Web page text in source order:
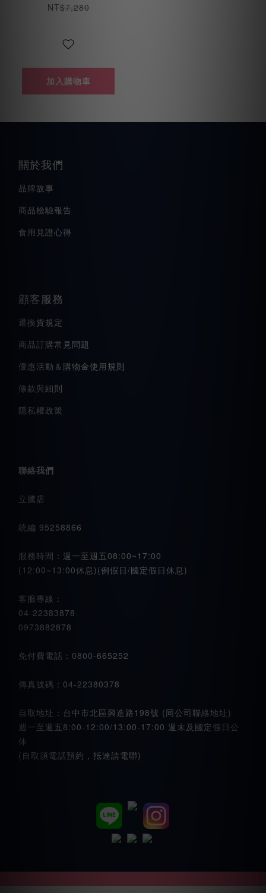
NT$7,280
加入購物車
關於我們
品牌故事
商品檢驗報告
食用見證心得
顧客服務
退換貨規定
商品訂購常見問題
優惠活動＆購物金使用規則
條款與細則
隱私權政策
聯絡我們
立騰店
統編 95258866
服務時間：週一至週五08:00~17:00
(12:00~13:00休息)(例假日/國定假日休息)
客服專線：
04-22383878
0973882878
免付費電話：0800-665252
傳真號碼：04-22380378
自取地址：台中市北區興進路198號 (同公司聯絡地址)
週一至週五8:00-12:00/13:00-17:00 週末及國定假日公
休
(自取須電話預約，抵達請電聯)